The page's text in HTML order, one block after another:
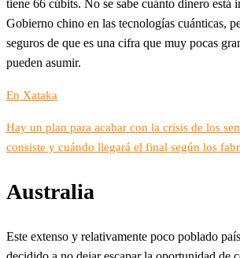
tiene 66 cúbits. No se sabe cuánto dinero está
Gobierno chino en las tecnologías cuánticas,
seguros de que es una cifra que muy pocas
pueden asumir.
En Xataka
Hay un plan para acabar con la crisis de los
consiste y cuándo llegará el final según los
Australia
Este extenso y relativamente poco poblado